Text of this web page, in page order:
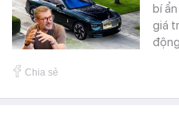
bí
giá
Chia sẻ